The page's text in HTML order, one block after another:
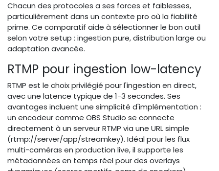
Chacun des protocoles a ses forces et faiblesses,
particulièrement dans un contexte pro où la fiabilité
prime. Ce comparatif aide à sélectionner le bon outil
selon votre setup : ingestion pure, distribution large ou
adaptation avancée.
RTMP pour ingestion low-latency
RTMP est le choix privilégié pour l'ingestion en direct,
avec une latence typique de 1-3 secondes. Ses
avantages incluent une simplicité d'implémentation :
un encodeur comme OBS Studio se connecte
directement à un serveur RTMP via une URL simple
(rtmp://server/app/streamkey). Idéal pour les flux
multi-caméras en production live, il supporte les
métadonnées en temps réel pour des overlays